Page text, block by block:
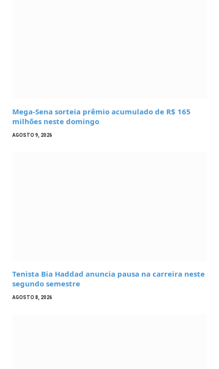
Mega-Sena sorteia prêmio acumulado de R$ 165
milhões neste domingo
AGOSTO 9, 2026
Tenista Bia Haddad anuncia pausa na carreira neste
segundo semestre
AGOSTO 8, 2026